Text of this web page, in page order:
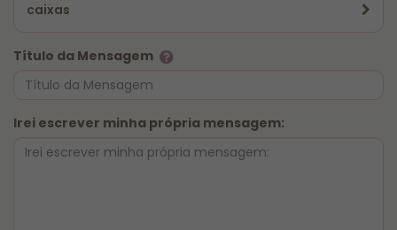
caixas
Título da Mensagem
Irei escrever minha própria mensagem: